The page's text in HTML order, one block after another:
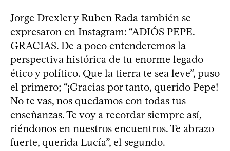
Jorge Drexler y Ruben Rada también se
expresaron en Instagram: “ADIÓS PEPE.
GRACIAS. De a poco entenderemos la
perspectiva histórica de tu enorme legado
ético y político. Que la tierra te sea leve”, puso
el primero; “¡Gracias por tanto, querido Pepe!
No te vas, nos quedamos con todas tus
enseñanzas. Te voy a recordar siempre así,
riéndonos en nuestros encuentros. Te abrazo
fuerte, querida Lucía”, el segundo.